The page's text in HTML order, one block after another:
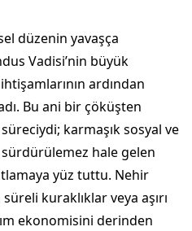
düzenin yavaşça
Vadisi’nin büyük
ardından
Bu ani bir çöküşten
karmaşık sosyal ve
hale gelen
yüz tuttu. Nehir
kuraklıklar veya aşırı
ekonomisini derinden